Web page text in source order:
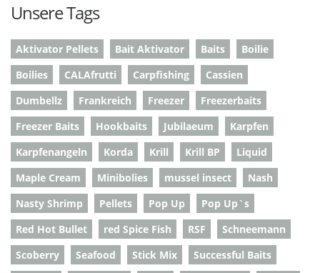
Unsere Tags
Aktivator Pellets Bait Aktivator Baits
Boilie
Boilies
CALAfrutti Carpfishing
Cassien
Dumbellz
Frankreich Freezer
Freezerbaits
Freezer Baits
Hookbaits Jubilaeum
Karpfen
Karpfenangeln
Korda Krill Krill BP
Liquid
Maple Cream
Minibolies mussel insect
Nash
Nasty Shrimp
Pellets Pop Up
Pop Up`s
Red Hot Bullet
red Spice Fish RSF
Schneemann
Scoberry
Seafood Stick Mix
Successful Baits